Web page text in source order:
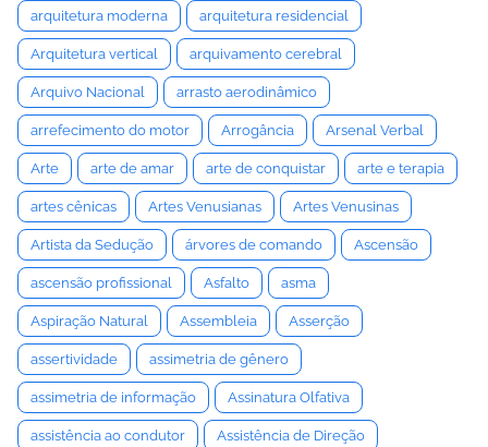
arquitetura moderna arquitetura residencial
Arquitetura vertical arquivamento cerebral
Arquivo Nacional arrasto aerodinâmico
arrefecimento do motor Arrogância Arsenal Verbal
Arte arte de amar arte de conquistar arte e terapia
artes cênicas Artes Venusianas Artes Venusinas
Artista da Sedução árvores de comando Ascensão
ascensão profissional Asfalto asma
Aspiração Natural Assembleia Asserção
assertividade assimetria de gênero
assimetria de informação Assinatura Olfativa
assistência ao condutor Assistência de Direção